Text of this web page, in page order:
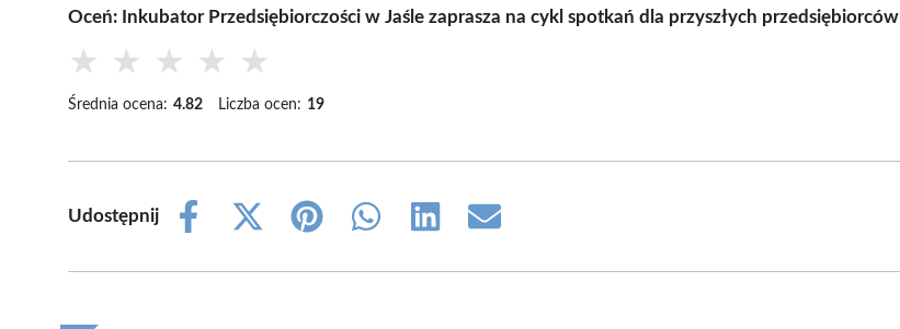
Oceń: Inkubator Przedsiębiorczości w Jaśle zaprasza na cykl spotkań dla przyszłych przedsiębiorców
★ ★ ★ ★ ★
Średnia ocena: 4.82 Liczba ocen: 19
Udostępnij
Share
Share
(Twitter)
Share
Share
Share
Share